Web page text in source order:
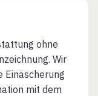
ohne
Wir
Einäscherung
mit dem